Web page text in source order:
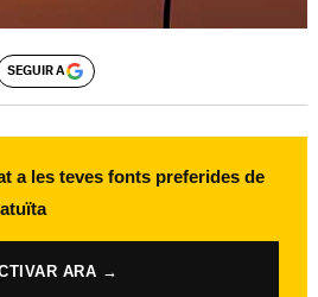
SEGUIR A
a les teves fonts preferides de
ARA →